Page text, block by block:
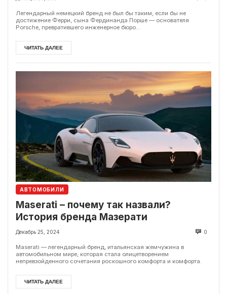
Легендарный немецкий бренд не был бы таким, если бы не
достижение Ферри, сына Фердинанда Порше — основателя
Porsche, превратившего инженерное бюро...
ЧИТАТЬ ДАЛЕЕ
АВТОМОБИЛИ
Maserati – почему так назвали?
История бренда Мазерати
Декабрь 25, 2024 0
Maserati — легендарный бренд, итальянская жемчужина в
автомобильном мире, которая стала олицетворением
непревзойденного сочетания роскошного комфорта и комфорта.
ЧИТАТЬ ДАЛЕЕ